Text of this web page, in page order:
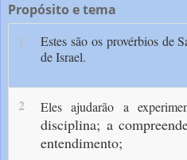
Propósito e tema
1
Estes são os provérbios de
de Israel.
2 Eles ajudarão a
disciplina; a
entendimento;